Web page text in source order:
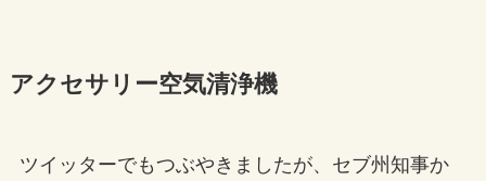
アクセサリー空気清浄機
ツイッターでもつぶやきましたが、セブ州知事か